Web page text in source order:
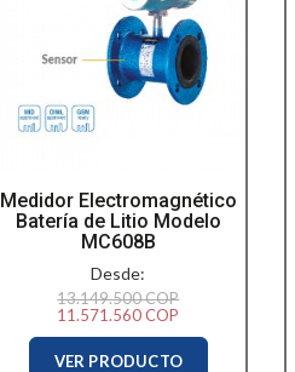
Medidor Electromagnético
Batería de Litio Modelo
MC608B
Desde:
13.149.500 COP
11.571.560 COP
VER PRODUCTO